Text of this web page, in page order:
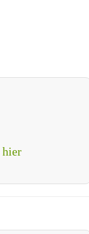
hier